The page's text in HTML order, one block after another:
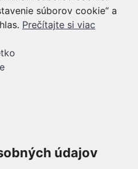
súborov cookie“ a
Prečítajte si viac
údajov